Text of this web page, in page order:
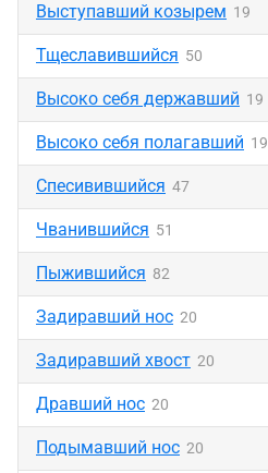
Выступавший козырем 19
Тщеславившийся 50
Высоко себя державший 19
Высоко себя полагавший 19
Спесивившийся 47
Чванившийся 51
Пыжившийся 82
Задиравший нос 20
Задиравший хвост 20
Дравший нос 20
Подымавший нос 20